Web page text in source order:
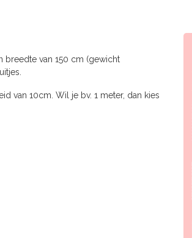
breedte van 150 cm (gewicht
van 10cm. Wil je bv. 1 meter, dan kies